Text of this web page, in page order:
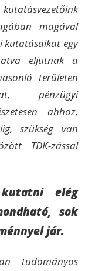
magával
kutatásaikat egy
eljutnak a
területen
pénzügyi
ahhoz,
szükség van
TDK-zással
kutatni elég
sok
jár.
tudományos